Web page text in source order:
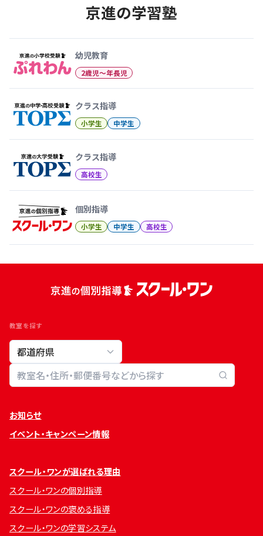
京進の学習塾
幼児教育
2歳児〜年長児
クラス指導
小学生 中学生
クラス指導
高校生
個別指導
小学生 中学生 高校生
教室を探す
教室検索
お知らせ
イベント・キャンペーン情報
スクール・ワンが選ばれる理由
スクール・ワンの個別指導
スクール・ワンの褒める指導
スクール・ワンの学習システム